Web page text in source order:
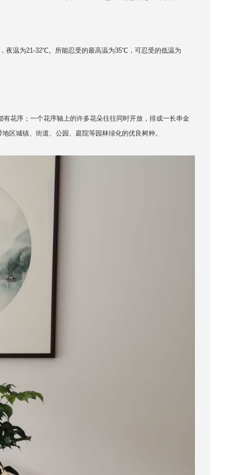
温为21-32℃。所能忍受的最高温为35℃，可忍受的低温为
花序；一个花序轴上的许多花朵往往同时开放，排成一长串金
区城镇、街道、公园、庭院等园林绿化的优良树种。